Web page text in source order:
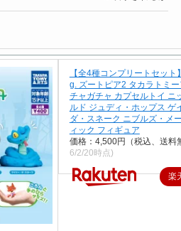
【全4種コンプリートセット
g. ズートピア2 タカラトミ
チャガチャ カプセルトイ ニ
ルド ジュディ・ホップス ゲ
ダ・スネーク ニブルズ・メ
ィック フィギュア
価格：4,500円（税込、送料
6/2/20時点)
楽